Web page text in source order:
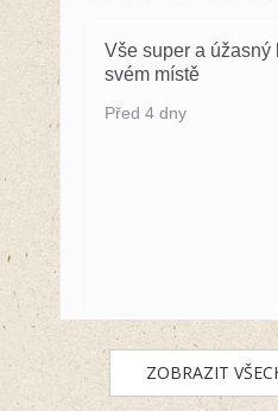
Vše super a úžasný
svém místě
Před 4 dny
ZOBRAZIT